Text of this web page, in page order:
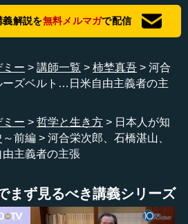
気対策を確かに支持している人で
場、自由貿易の重要性を主張して
的な自由主義とも共通点がある人
人の考え方とは微妙に違うとい
のところ、自由貿易、自由市場経
うと、時期によっては肯定してい
義解説を無料メルマガで配信
ミー 講師一覧 柿埜真吾
河合
ーズベルト…日米自由主義者の主
ミー
哲学と生き方
日本人が知
～前編
河合栄次郎、石橋湛山、
主義者の主張
まず見るべき講義シリーズ